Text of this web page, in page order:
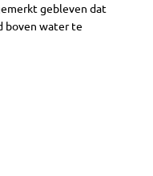
gebleven dat
boven water te